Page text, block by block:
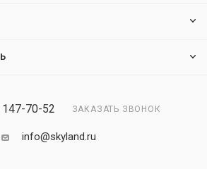
70-52 ЗАКАЗАТЬ ЗВОНОК
info@skyland.ru